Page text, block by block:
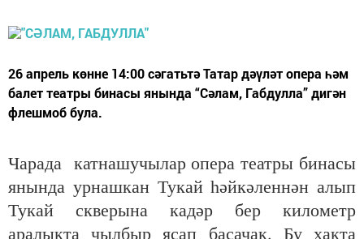
26 апрель көнне 14:00 сәгатьтә Татар дәүләт опера һәм
балет театры бинасы янында “Сәлам, Габдулла” дигән
флешмоб була.
Чарада катнашучылар опера театры бинасы
янында урнашкан Тукай һәйкәленнән алып
Тукай скверына кадәр бер километр
аралыкта чылбыр ясап басачак. Бу хакта